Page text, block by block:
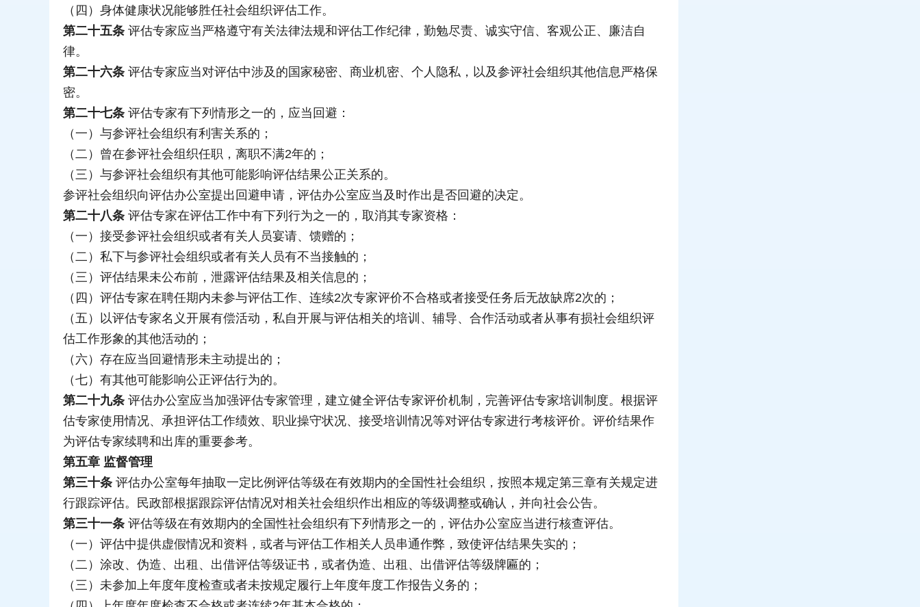
（四）身体健康状况能够胜任社会组织评估工作。
第二十五条 评估专家应当严格遵守有关法律法规和评估工作纪律，勤勉尽责、诚实守信、客观公正、廉洁自
律。
第二十六条 评估专家应当对评估中涉及的国家秘密、商业机密、个人隐私，以及参评社会组织其他信息严格保
密。
第二十七条 评估专家有下列情形之一的，应当回避：
（一）与参评社会组织有利害关系的；
（二）曾在参评社会组织任职，离职不满2年的；
（三）与参评社会组织有其他可能影响评估结果公正关系的。
参评社会组织向评估办公室提出回避申请，评估办公室应当及时作出是否回避的决定。
第二十八条 评估专家在评估工作中有下列行为之一的，取消其专家资格：
（一）接受参评社会组织或者有关人员宴请、馈赠的；
（二）私下与参评社会组织或者有关人员有不当接触的；
（三）评估结果未公布前，泄露评估结果及相关信息的；
（四）评估专家在聘任期内未参与评估工作、连续2次专家评价不合格或者接受任务后无故缺席2次的；
（五）以评估专家名义开展有偿活动，私自开展与评估相关的培训、辅导、合作活动或者从事有损社会组织评
估工作形象的其他活动的；
（六）存在应当回避情形未主动提出的；
（七）有其他可能影响公正评估行为的。
第二十九条 评估办公室应当加强评估专家管理，建立健全评估专家评价机制，完善评估专家培训制度。根据评
估专家使用情况、承担评估工作绩效、职业操守状况、接受培训情况等对评估专家进行考核评价。评价结果作
为评估专家续聘和出库的重要参考。
第五章 监督管理
第三十条 评估办公室每年抽取一定比例评估等级在有效期内的全国性社会组织，按照本规定第三章有关规定进
行跟踪评估。民政部根据跟踪评估情况对相关社会组织作出相应的等级调整或确认，并向社会公告。
第三十一条 评估等级在有效期内的全国性社会组织有下列情形之一的，评估办公室应当进行核查评估。
（一）评估中提供虚假情况和资料，或者与评估工作相关人员串通作弊，致使评估结果失实的；
（二）涂改、伪造、出租、出借评估等级证书，或者伪造、出租、出借评估等级牌匾的；
（三）未参加上年度年度检查或者未按规定履行上年度年度工作报告义务的；